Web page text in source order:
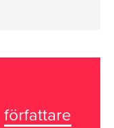
författare